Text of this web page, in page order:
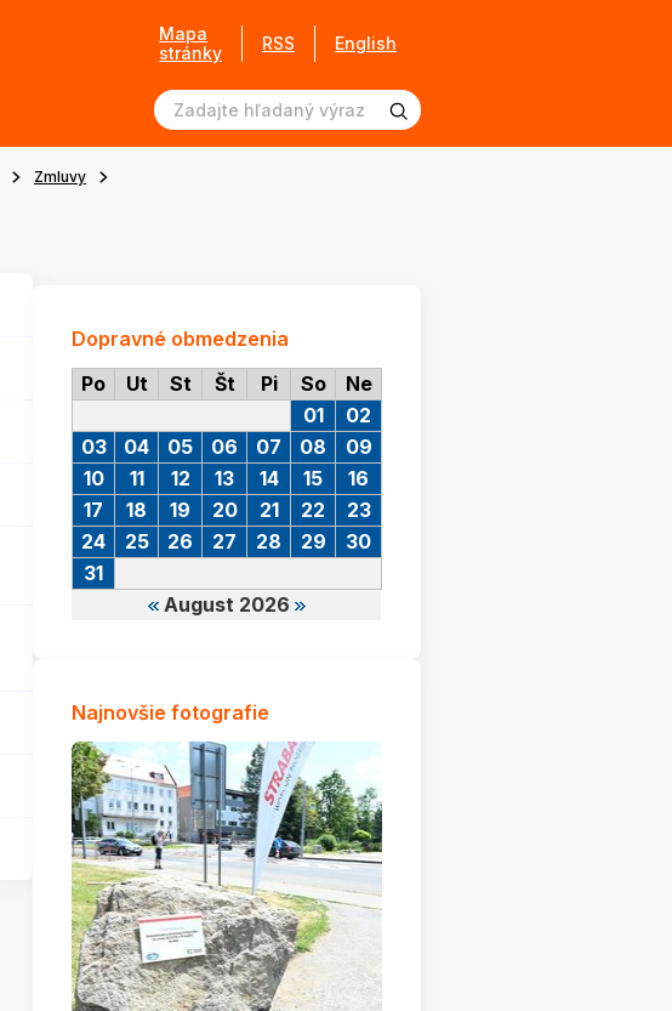
Mapa
stránky
RSS English
Zmluvy
Dopravné obmedzenia
Po
Ut St Št Pi So Ne
August 2026
01
02
03
04 05 06 07 08
09
10
11 12 13 14 15
16
17
18 19 20 21 22
23
24
25 26 27 28 29
30
31
Najnovšie fotografie